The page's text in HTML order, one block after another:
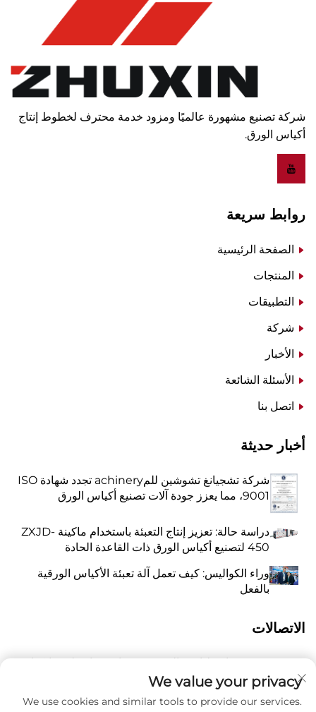
شركة تصنيع مشهورة عالميًا ومزود خدمة محترف لخطوط إنتاج
أكياس الورق.
روابط سريعة
الصفحة الرئيسية
المنتجات
التطبيقات
شركة
الأخبار
الأسئلة الشائعة
اتصل بنا
أخبار حديثة
شركة تشجيانغ تشوشين للمachinery تجدد شهادة ISO
9001، مما يعزز جودة آلات تصنيع أكياس الورق
دراسة حالة: تعزيز إنتاج التعبئة باستخدام ماكينة ZXJD-
450 لتصنيع أكياس الورق ذات القاعدة الحادة
وراء الكواليس: كيف تعمل آلة تعبئة الأكياس الورقية
بالفعل
الاتصالات
رقم 118 شارع ليانغيو الشرقية، تشانغتشياو، بلدة وانكوان،
بينغيانغ، مدينة ونتشو، مقاطعة تشيجيانغ، الصين 325409
فوسفور 8615988795434
We value your privacy
We use cookies and similar tools to provide our services.